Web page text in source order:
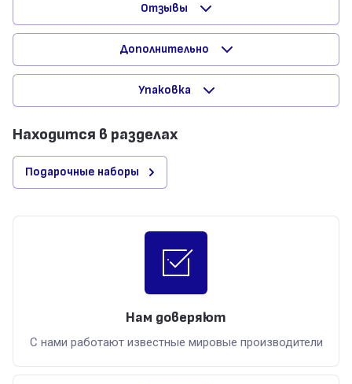
Отзывы
Дополнительно
Упаковка
Находится в разделах
Подарочные наборы
Нам доверяют
С нами работают известные мировые производители